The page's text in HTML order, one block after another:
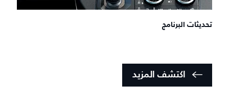
تحديثات البرنامج
اكتشف المزيد